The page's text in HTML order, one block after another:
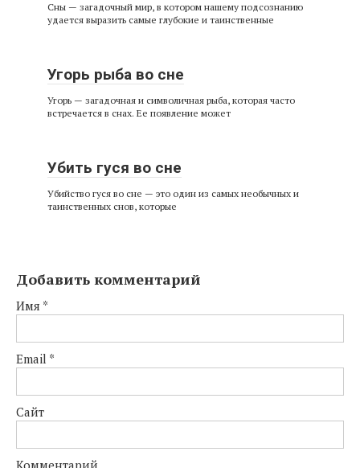
Сны — загадочный мир, в котором нашему подсознанию
удается выразить самые глубокие и таинственные
Угорь рыба во сне
Угорь — загадочная и символичная рыба, которая часто
встречается в снах. Ее появление может
Убить гуся во сне
Убийство гуся во сне — это один из самых необычных и
таинственных снов, которые
Добавить комментарий
Имя *
Email *
Сайт